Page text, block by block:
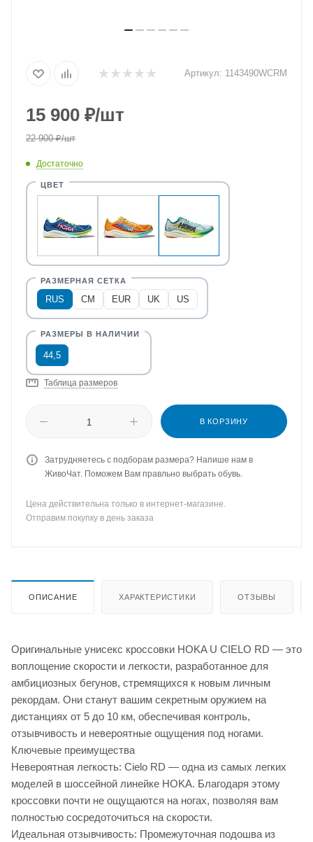
Артикул: 1143490WCRM
15 900 ₽/шт
22 900₽/шт
Достаточно
RUS CM EUR UK US
44,5
Таблица размеров
В КОРЗИНУ
Затрудняетесь с подборам размера? Напише нам в
ЖивоЧат. Поможем Вам правльно выбрать обувь.
Цена действительна только в интернет-магазине.
Отправим покупку в день заказа
ОПИСАНИЕ ХАРАКТЕРИСТИКИ ОТЗЫВЫ
Оригинальные унисекс кроссовки HOKA U CIELO RD — это
воплощение скорости и легкости, разработанное для
амбициозных бегунов, стремящихся к новым личным
рекордам. Они станут вашим секретным оружием на
дистанциях от 5 до 10 км, обеспечивая контроль,
отзывчивость и невероятные ощущения под ногами.
Ключевые преимущества
Невероятная легкость: Cielo RD — одна из самых легких
моделей в шоссейной линейке HOKA. Благодаря этому
кроссовки почти не ощущаются на ногах, позволяя вам
полностью сосредоточиться на скорости.
Идеальная отзывчивость: Промежуточная подошва из